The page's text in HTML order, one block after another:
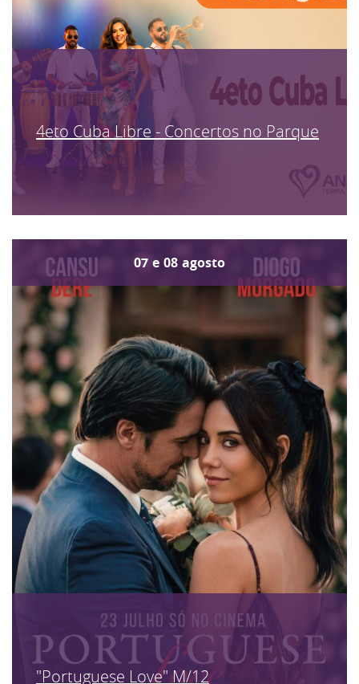
4eto Cuba Libre - Concertos no Parque
07 e 08 agosto
"Portuguese Love" M/12